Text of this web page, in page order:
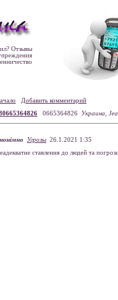
Отзывы
Добавить комментарий
0665364826 Украина,
Угрозы 26.1.2021 1:35
ставлення до людей та